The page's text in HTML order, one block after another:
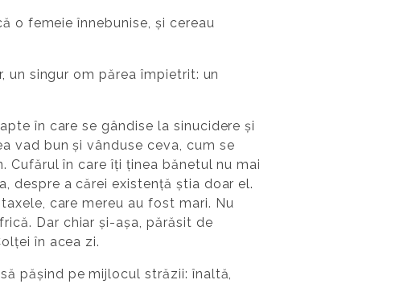
o femeie înnebunise, și cereau
un singur om părea împietrit: un
în care se gândise la sinucidere și
vad bun și vânduse ceva, cum se
Cufărul în care îți ținea bănetul nu mai
despre a cărei existență știa doar el.
care mereu au fost mari. Nu
Dar chiar și-așa, părăsit de
în acea zi.
pășind pe mijlocul străzii: înaltă,